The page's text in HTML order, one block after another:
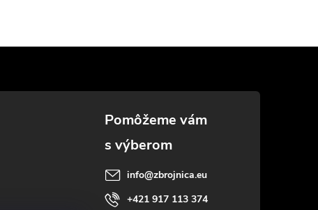
info@zbrojnica.eu
+421 917 113 374